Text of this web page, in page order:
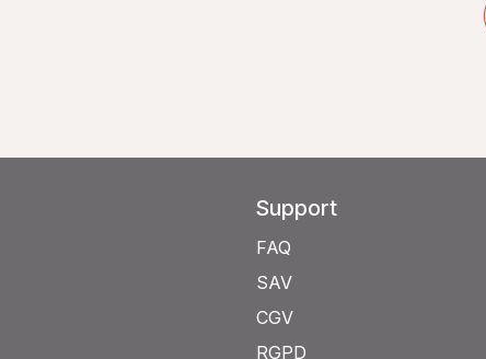
Support
FAQ
SAV
CGV
RGPD